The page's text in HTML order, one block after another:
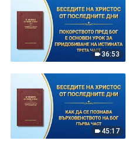
36:53
45:17